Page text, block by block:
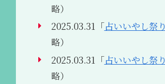
略）
2025.03.31「占いいやし祭り
略）
2025.03.31「占いいやし祭り
略）